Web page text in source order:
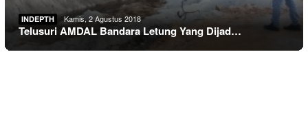
INDEPTH Kamis, 2 Agustus 2018
Telusuri AMDAL Bandara Letung Yang Dijad…